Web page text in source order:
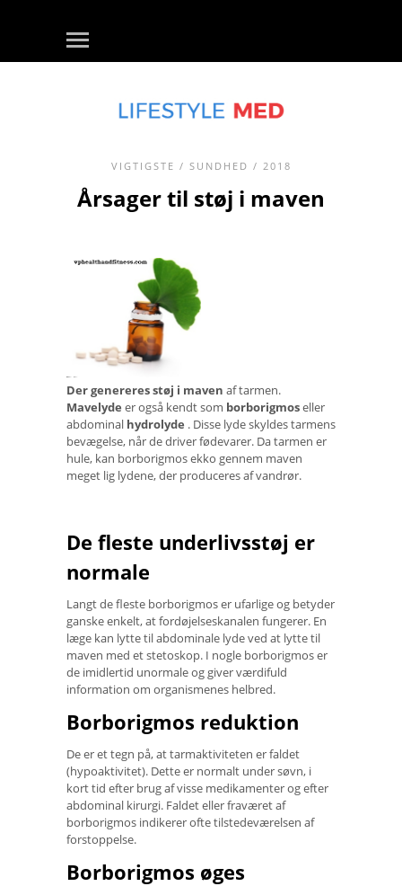
VIGTIGSTE / SUNDHED / 2018
Årsager til støj i maven
Der genereres støj i maven af tarmen.
Mavelyde er også kendt som borborigmoseller
abdominal hydrolyde . Disse lyde skyldes tarmens
bevægelse, når de driver fødevarer. Da tarmen er
hule, kan borborigmos ekko gennem maven
meget lig lydene, der produceres af vandrør.
De fleste underlivsstøj er
normale
Langt de fleste borborigmos er ufarlige og betyder
ganske enkelt, at fordøjelseskanalen fungerer. En
læge kan lytte til abdominale lyde ved at lytte til
maven med et stetoskop. I nogle borborigmos er
de imidlertid unormale og giver værdifuld
information om organismenes helbred.
Borborigmos reduktion
De er et tegn på, at tarmaktiviteten er faldet
(hypoaktivitet). Dette er normalt under søvn, i
kort tid efter brug af visse medikamenter og efter
abdominal kirurgi. Faldet eller fraværet af
borborigmos indikerer ofte tilstedeværelsen af ​​
forstoppelse.
Borborigmos øges